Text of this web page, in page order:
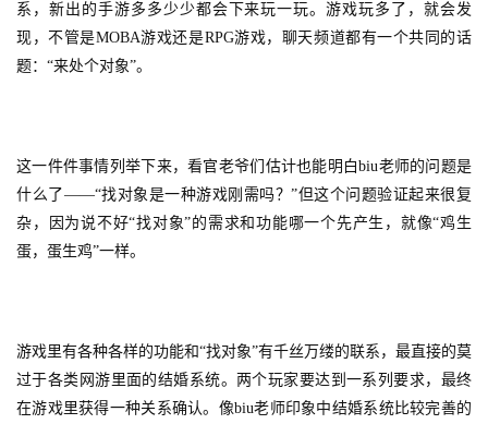
页
系，新出的手游多多少少都会下来玩一玩。游戏玩多了，就会发
现，不管是MOBA游戏还是RPG游戏，聊天频道都有一个共同的话
题：“来处个对象”。
这一件件事情列举下来，看官老爷们估计也能明白biu老师的问题是
什么了——“找对象是一种游戏刚需吗？”但这个问题验证起来很复
杂，因为说不好“找对象”的需求和功能哪一个先产生，就像“鸡生
蛋，蛋生鸡”一样。
游戏里有各种各样的功能和“找对象”有千丝万缕的联系，最直接的莫
过于各类网游里面的结婚系统。两个玩家要达到一系列要求，最终
在游戏里获得一种关系确认。像biu老师印象中结婚系统比较完善的